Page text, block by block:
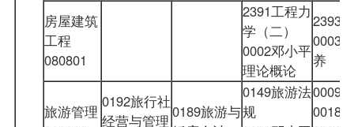
房屋建筑
工程
080801
2391工程力
学（二）
0002邓小平
理论概论
2393
0003
养
旅游管理
0192旅行社
经营与管理 0189旅游与
0149旅游法
规
0009
0018